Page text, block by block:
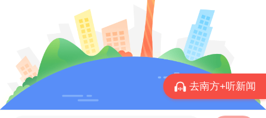
“羊城红骑手”暖新综合服务中心建设启动剪彩仪式
越秀区是广州的主城区之一，拥有繁华商圈
和密集的住宅小区，消费需求旺盛，配送难
去南方+听新闻